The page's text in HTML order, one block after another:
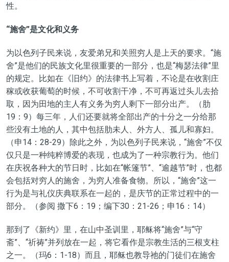
性。
“施舍”是文化和义务
为以色列子民来说，友爱弟兄和关照穷人是上天的要求。“施
舍”是他们的民族文化里很重要的一部分，也是“梅瑟法律”里
的规定。比如在《旧约》的法律书上写着，不论是在收割庄
稼或收获葡萄的时候，不可收割干净，不可再返过头儿去拾
取，因为田地的主人有义务为穷人剩下一部分出产。（肋
19：9）每三年，人们还要就将全部出产的十分之一分给那
些没有土地的人，其中包括肋未人、外方人、孤儿和寡妇。
（申14：28-29）除此之外，为以色列子民来说，“施舍”不仅
仅只是一种纯粹博爱的表现，也成为了一种宗教行为。他们
在庆祝各种大的节日时，比如在“帐篷节”、“逾越节”时，也都
会包括对穷人的施舍，为穷人准备食物。所以，“施舍”这一
行为是与礼仪庆典联系在一起的，是庆节的正常过程中的一
部分。（参阅 撒下6：19；编下30：21-26；申16：14）
那到了《新约》里，在山中圣训里，耶稣将“施舍”与“守
斋”、“祈祷”并列放在一起，将它看作是宗教生活的三根支柱
之一。（玛6：1-18）而且，耶稣也教导祂的门徒们在施舍